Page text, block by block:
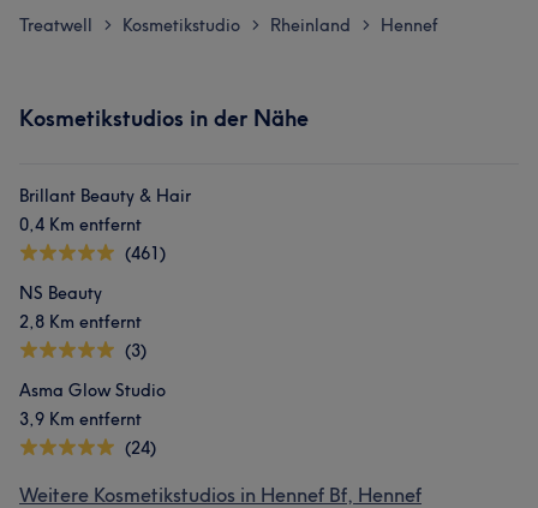
Treatwell > Kosmetikstudio > Rheinland > Hennef
Kosmetikstudios in der Nähe
Brillant Beauty & Hair
0,4 Km entfernt
(461)
NS Beauty
2,8 Km entfernt
(3)
Asma Glow Studio
3,9 Km entfernt
(24)
Weitere Kosmetikstudios in Hennef Bf, Hennef